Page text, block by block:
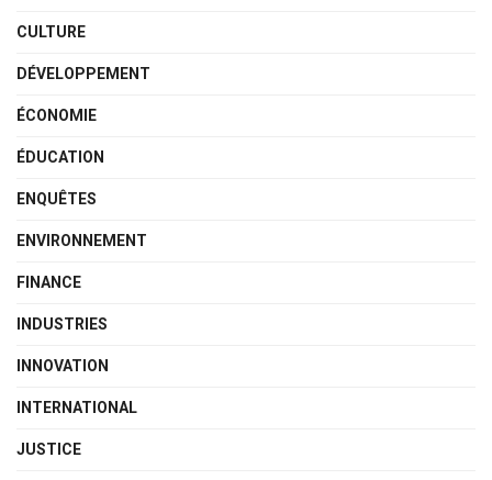
CULTURE
DÉVELOPPEMENT
ÉCONOMIE
ÉDUCATION
ENQUÊTES
ENVIRONNEMENT
FINANCE
INDUSTRIES
INNOVATION
INTERNATIONAL
JUSTICE